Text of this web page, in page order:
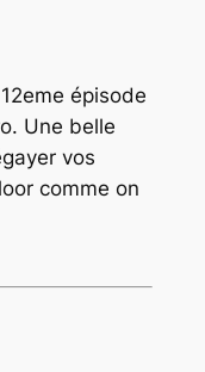
épisode
Une belle
vos
comme on